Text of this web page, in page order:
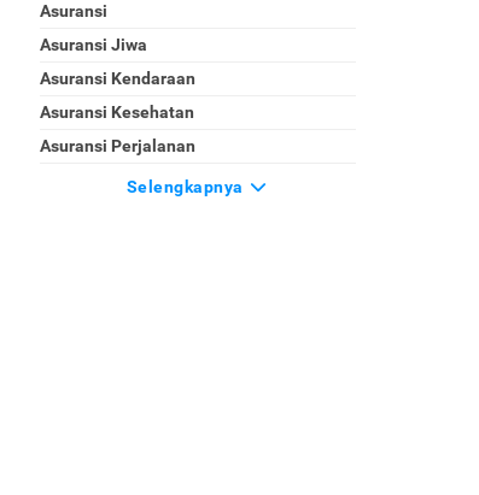
Asuransi
Asuransi Jiwa
Asuransi Kendaraan
Asuransi Kesehatan
Asuransi Perjalanan
Selengkapnya